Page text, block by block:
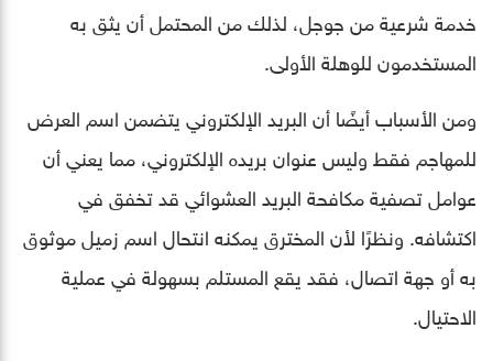
خدمة شرعية من جوجل، لذلك من المحتمل أن يثق به
المستخدمون للوهلة الأولى.
ومن الأسباب أيضًا أن البريد الإلكتروني يتضمن اسم العرض
للمهاجم فقط وليس عنوان بريده الإلكتروني، مما يعني أن
عوامل تصفية مكافحة البريد العشوائي قد تخفق في
اكتشافه. ونظرًا لأن المخترق يمكنه انتحال اسم زميل موثوق
به أو جهة اتصال، فقد يقع المستلم بسهولة في عملية
الاحتيال.